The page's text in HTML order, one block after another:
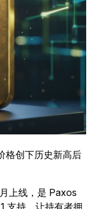
格创下历史新高后
上线，是 Paxos
支持，让持有者拥